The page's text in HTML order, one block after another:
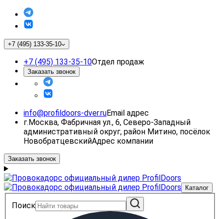
+7 (495) 133-35-10
+7 (495) 133-35-10Отдел продаж
Заказать звонок
info@profildoors-dver.ruEmail адрес
г.Москва, Фабричная ул., 6, Северо-Западный
административный округ, район Митино, посёлок
НовобратцевскийАдрес компании
Заказать звонок
Каталог
Поиск